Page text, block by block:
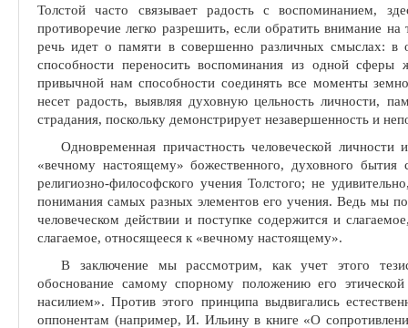
Толстой часто связывает радость с воспоминани­ем,
противоречие легко разрешить, если обратить внимание
речь идет о памяти в совершенно различных смыслах: в
способности переносить воспоминания из одной
привычной нам способности со­единять все моменты
несет радость, выявляя духовную цельность личности,
страдания, поскольку демонстрирует незавершенность и
Одновременная причастность человеческой
«вечному настоящему» божественного, духовного
религиозно-философского учения Толстого; не
понимания самых разных элементов его учения. Ведь мы
человеческом действии и поступке содержит­ся и
слагаемое, отно­сящееся к «вечному настоящему».
В заключение мы рассмотрим, как учет этого
обоснование самому спорному положению его
насилием». Против этого принци­па выдвигались
оппо­нентам (например, И. Ильину в книге «О